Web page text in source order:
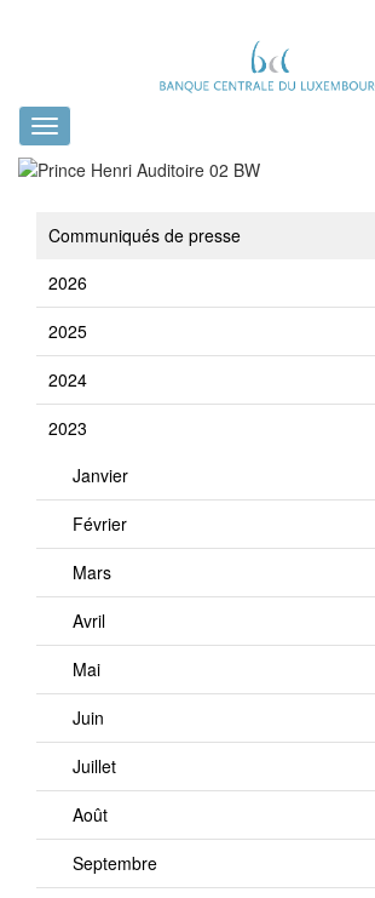
Toggle
navigation
Communiqués de presse
2026
2025
2024
2023
Janvier
Février
Mars
Avril
Mai
Juin
Juillet
Août
Septembre